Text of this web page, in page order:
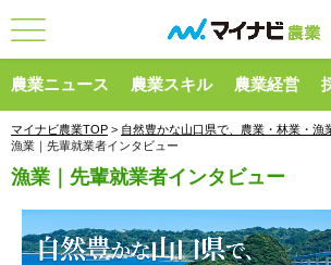
農業ニュース 農業スキル 農業経営
マイナビ農業TOP > 自然豊かな山口県で、農業・林業・漁
漁業｜先輩就業者インタビュー
漁業｜先輩就業者インタビュー